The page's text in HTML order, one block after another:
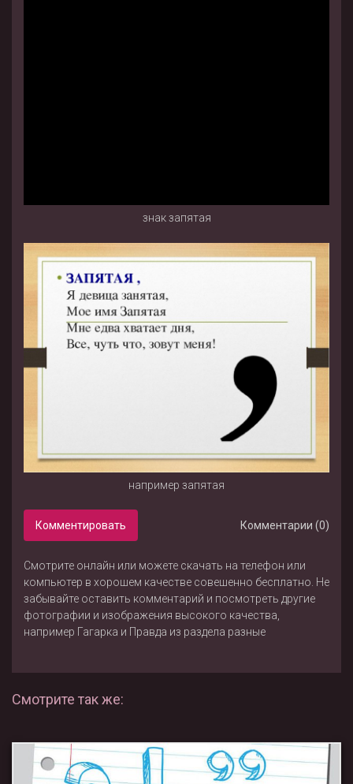
знак запятая
например запятая
Комментировать Комментарии (0)
Смотрите онлайн или можете скачать на телефон или
компьютер в хорошем качестве совешенно бесплатно. Не
забывайте оставить комментарий и посмотреть другие
фотографии и изображения высокого качества,
например Гагарка и Правда из раздела разные
Смотрите так же: